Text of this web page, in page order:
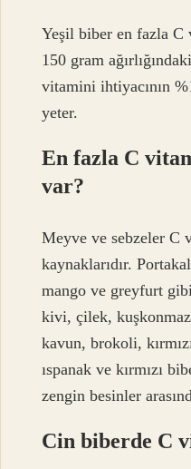
Yeşil biber en fazla C
150 gram
vitamini ihtiyacının
yeter.
En fazla C
var?
Meyve ve sebzeler C
kaynaklarıdır.
mango ve greyfurt
kivi, çilek,
kavun, brokoli,
ıspanak ve kırmızı
zengin besinler
Cin biberde C